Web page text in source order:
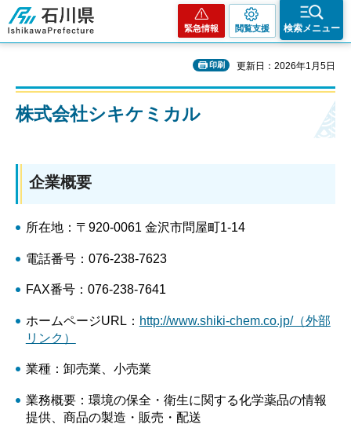
石川県
緊急情報 閲覧支援 検索メニュー
印刷 更新日：2026年1月5日
株式会社シキケミカル
企業概要
所在地：〒920-0061 金沢市問屋町1-14
電話番号：076-238-7623
FAX番号：076-238-7641
ホームページURL： http://www.shiki-chem.co.jp/（外部
リンク）
業種：卸売業、小売業
業務概要：環境の保全・衛生に関する化学薬品の情報
提供、商品の製造・販売・配送